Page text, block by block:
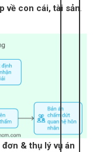
về con cái, tài sản.
& thụ lý vụ án